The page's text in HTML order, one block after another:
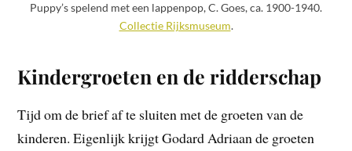
Puppy’s spelend met een lappenpop, C. Goes, ca. 1900-1940.
Collectie Rijksmuseum.
Kindergroeten en de ridderschap
Tijd om de brief af te sluiten met de groeten van de
kinderen. Eigenlijk krijgt Godard Adriaan de groeten